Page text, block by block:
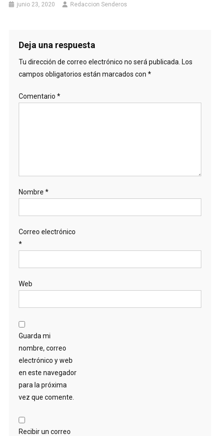
junio 23, 2020 Redaccion Senderos
Deja una respuesta
Tu dirección de correo electrónico no será publicada. Los
campos obligatorios están marcados con *
Comentario *
Nombre *
Correo electrónico
*
Web
Guarda mi
nombre, correo
electrónico y web
en este navegador
para la próxima
vez que comente.
Recibir un correo